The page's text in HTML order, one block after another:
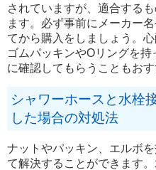
されていますが、適合する
ます。必ず事前にメーカー
てから購入をしましょう。
ゴムパッキンやOリングを持
に確認してもらうこともおす
シャワーホースと水栓
した場合の対処法
ナットやパッキン、エルボ
て解決することができます